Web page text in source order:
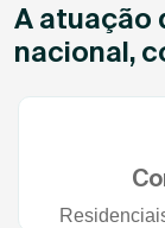
A atuação
nacional,